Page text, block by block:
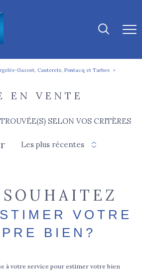
Gazost, Cauterets, Pontacq et Tarbes
EN VENTE
SELON VOS CRITÈRES
Les plus récentes
VOTRE
BIEN?
à votre service pour estimer votre bien